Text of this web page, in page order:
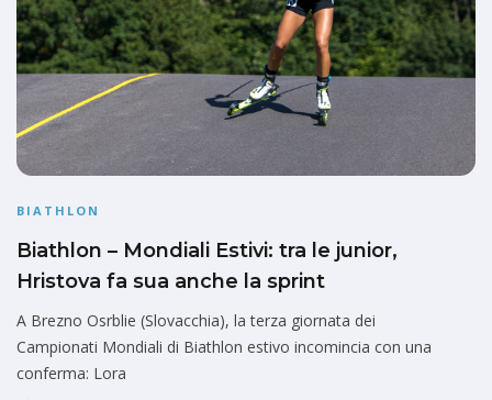
BIATHLON
Biathlon – Mondiali Estivi: tra le junior,
Hristova fa sua anche la sprint
A Brezno Osrblie (Slovacchia), la terza giornata dei
Campionati Mondiali di Biathlon estivo incomincia con una
conferma: Lora